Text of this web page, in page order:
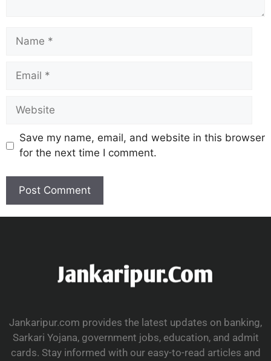
Save my name, email, and website in this browser
for the next time I comment.
Jankaripur.com provides the latest updates on banking,
Sarkari Yojana, government jobs, education, and admit
cards. Stay informed with our easy-to-read articles and